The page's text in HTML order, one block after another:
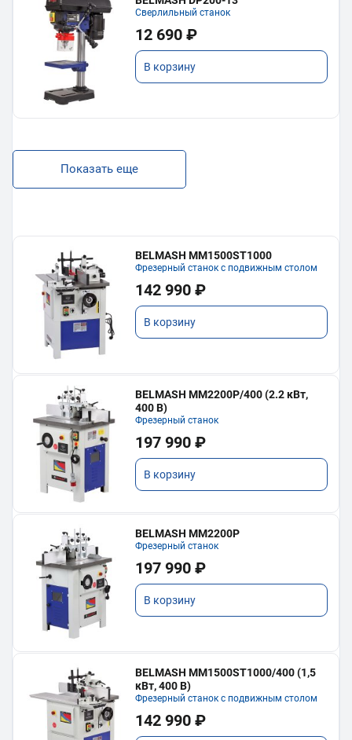
Сверлильный станок
12 690 ₽
В корзину
Показать еще
BELMASH MM1500ST1000
Фрезерный станок с подвижным столом
142 990 ₽
В корзину
BELMASH MM2200P/400 (2.2 кВт,
400 В)
Фрезерный станок
197 990 ₽
В корзину
BELMASH MM2200P
Фрезерный станок
197 990 ₽
В корзину
BELMASH MM1500ST1000/400 (1,5
кВт, 400 В)
Фрезерный станок с подвижным столом
142 990 ₽